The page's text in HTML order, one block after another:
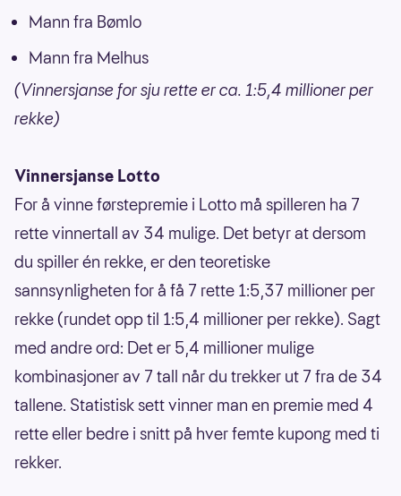
Mann fra Bømlo
Mann fra Melhus
(Vinnersjanse for sju rette er ca. 1:5,4 millioner per
rekke)
Vinnersjanse Lotto
For å vinne førstepremie i Lotto må spilleren ha 7
rette vinnertall av 34 mulige. Det betyr at dersom
du spiller én rekke, er den teoretiske
sannsynligheten for å få 7 rette 1:5,37 millioner per
rekke (rundet opp til 1:5,4 millioner per rekke). Sagt
med andre ord: Det er 5,4 millioner mulige
kombinasjoner av 7 tall når du trekker ut 7 fra de 34
tallene. Statistisk sett vinner man en premie med 4
rette eller bedre i snitt på hver femte kupong med ti
rekker.